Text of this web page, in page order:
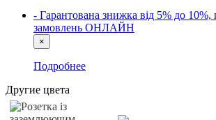
- Гарантована знижка від 5% до
замовлень ОНЛАЙН
×
Подробнее
Другие цвета